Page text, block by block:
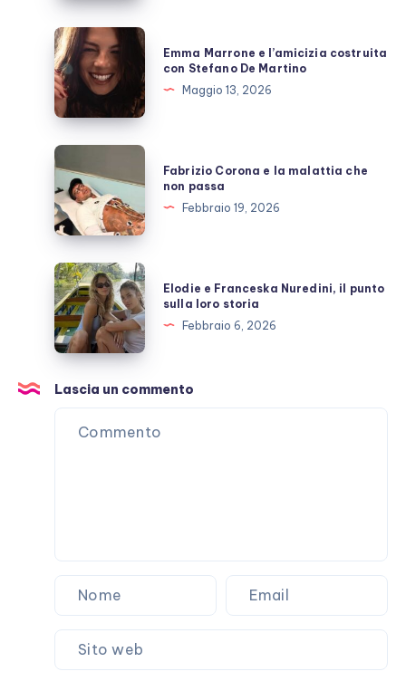
Berruti
allo
scoperto
Emma
Marrone
e
l’amicizia
costruita
con
Stefano
De
Martino
Emma Marrone e l’amicizia costruita
con Stefano De Martino
Maggio 13, 2026
Fabrizio
Corona
e
la
malattia
che
non
passa
Fabrizio Corona e la malattia che
non passa
Febbraio 19, 2026
Elodie
e
Franceska
Nuredini,
punto
sulla
Elodie e Franceska Nuredini, il punto
sulla loro storia
Febbraio 6, 2026
Lascia un commento